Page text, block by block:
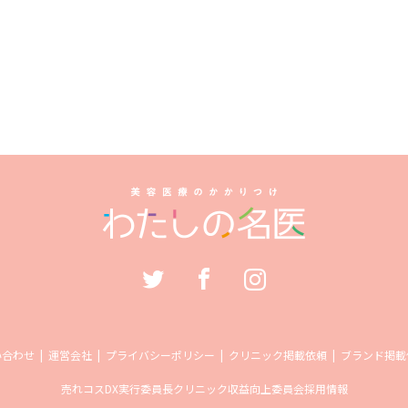
わせ 運営会社 プライバシーポリシー クリニック掲載依頼 ブランド掲
売れコスDX実行委員長クリニック収益向上委員会採用情報